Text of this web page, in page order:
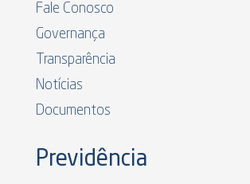
Fale Conosco
Governança
Transparência
Notícias
Documentos
Previdência